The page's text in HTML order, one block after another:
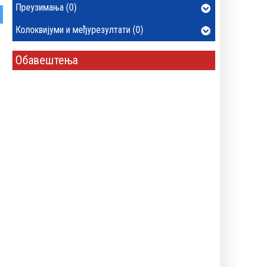
Преузимања (0)
Колоквијуми и међурезултати (0)
Обавештења